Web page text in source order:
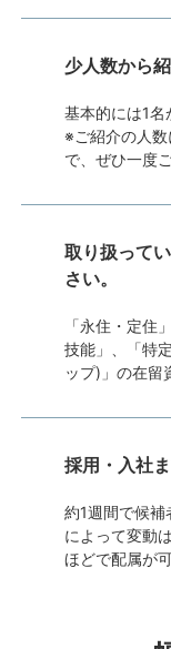
少人数から
基本的には1名
※ご紹介の人
で、ぜひ一度
取り扱って
さい。
「永住・定住
技能」、「特
ップ)」の在留
採用・入社
約1週間で候
によって変動
ほどで配属が